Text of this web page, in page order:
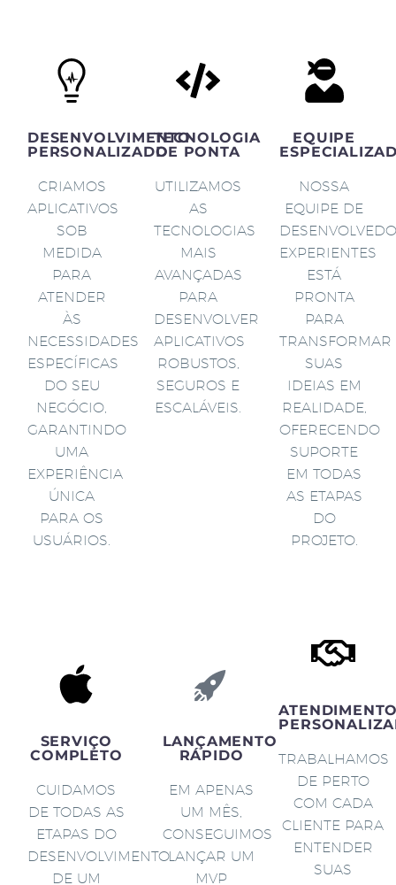
DESENVOLVIMENTO
PERSONALIZADO
CRIAMOS
APLICATIVOS
SOB
MEDIDA
PARA
ATENDER
ÀS
NECESSIDADES
ESPECÍFICAS
DO SEU
NEGÓCIO,
GARANTINDO
UMA
EXPERIÊNCIA
ÚNICA
PARA OS
USUÁRIOS.
TECNOLOGIA
DE PONTA
UTILIZAMOS
AS
TECNOLOGIAS
MAIS
AVANÇADAS
PARA
DESENVOLVER
APLICATIVOS
ROBUSTOS,
SEGUROS E
ESCALÁVEIS.
EQUIPE
NOSSA
EQUIPE DE
EXPERIENTES
ESTÁ
PRONTA
PARA
TRANSFORMAR
SUAS
IDEIAS EM
REALIDADE,
OFERECENDO
SUPORTE
EM TODAS
AS ETAPAS
DO
PROJETO.
SERVIÇO
COMPLETO
CUIDAMOS
DE TODAS AS
ETAPAS DO
DESENVOLVIMENTO
DE UM
LANÇAMENTO
RÁPIDO
EM APENAS
UM MÊS,
CONSEGUIMOS
LANÇAR UM
MVP
TRABALHAMOS
DE PERTO
COM CADA
CLIENTE PARA
ENTENDER
SUAS